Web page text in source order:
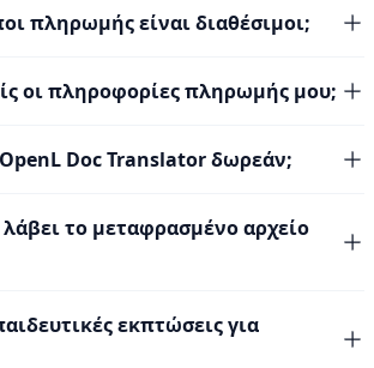
πληρωμής είναι διαθέσιμοι;
οι πληροφορίες πληρωμής μου;
OpenL Doc Translator δωρεάν;
λάβει το μεταφρασμένο αρχείο
εκπτώσεις για